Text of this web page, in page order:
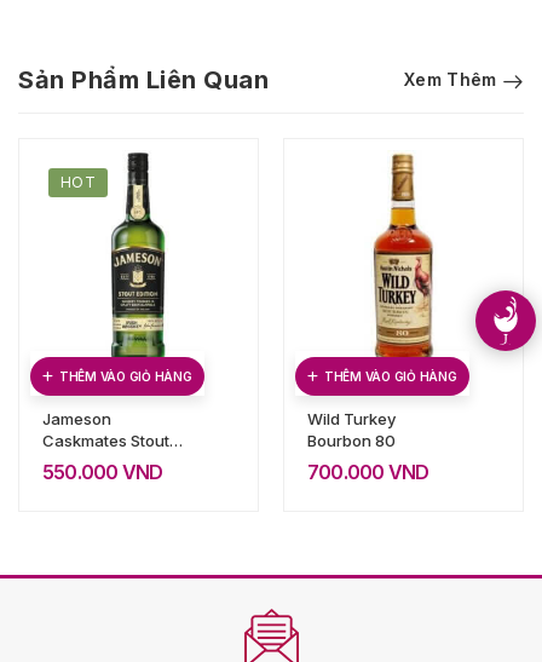
Sản Phẩm Liên Quan Xem Thêm
HOT
THÊM VÀO GIỎ HÀNG
Jameson
Caskmates Stout
Edition
550.000 VND
THÊM VÀO GIỎ HÀNG
Wild Turkey
Bourbon 80
700.000 VND